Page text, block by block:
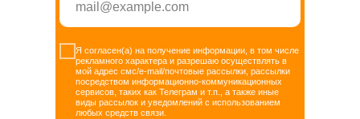
Я согласен(а) на получение информации, в том числе
рекламного характера и разрешаю осуществлять в
мой адрес смс/e-mail/почтовые рассылки, рассылки
посредством информационно-коммуникационных
сервисов, таких как Телеграм и т.п., а также иные
виды рассылок и уведомлений с использованием
любых средств связи.